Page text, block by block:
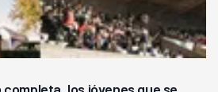
los jóvenes que se